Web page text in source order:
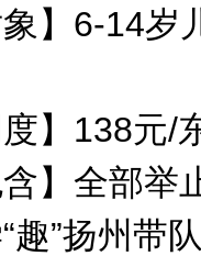
象】6-14
度】138元/
含】全部
趣”扬州带